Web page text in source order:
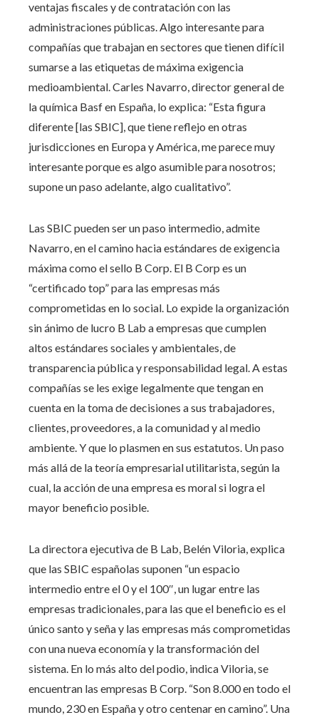
ventajas fiscales y de contratación con las
administraciones públicas. Algo interesante para
compañías que trabajan en sectores que tienen difícil
sumarse a las etiquetas de máxima exigencia
medioambiental. Carles Navarro, director general de
la química Basf en España, lo explica: “Esta figura
diferente [las SBIC], que tiene reflejo en otras
jurisdicciones en Europa y América, me parece muy
interesante porque es algo asumible para nosotros;
supone un paso adelante, algo cualitativo”.
Las SBIC pueden ser un paso intermedio, admite
Navarro, en el camino hacia estándares de exigencia
máxima como el sello B Corp. El B Corp es un
“certificado top” para las empresas más
comprometidas en lo social. Lo expide la organización
sin ánimo de lucro B Lab a empresas que cumplen
altos estándares sociales y ambientales, de
transparencia pública y responsabilidad legal. A estas
compañías se les exige legalmente que tengan en
cuenta en la toma de decisiones a sus trabajadores,
clientes, proveedores, a la comunidad y al medio
ambiente. Y que lo plasmen en sus estatutos. Un paso
más allá de la teoría empresarial utilitarista, según la
cual, la acción de una empresa es moral si logra el
mayor beneficio posible.
La directora ejecutiva de B Lab, Belén Viloria, explica
que las SBIC españolas suponen “un espacio
intermedio entre el 0 y el 100″, un lugar entre las
empresas tradicionales, para las que el beneficio es el
único santo y seña y las empresas más comprometidas
con una nueva economía y la transformación del
sistema. En lo más alto del podio, indica Viloria, se
encuentran las empresas B Corp. “Son 8.000 en todo el
mundo, 230 en España y otro centenar en camino”. Una